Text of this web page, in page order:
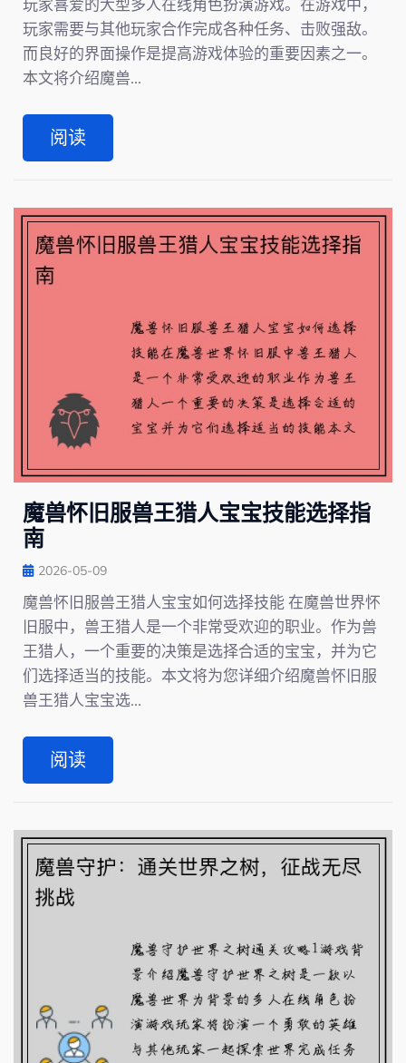
玩家喜爱的大型多人在线角色扮演游戏。在游戏中，
玩家需要与其他玩家合作完成各种任务、击败强敌。
而良好的界面操作是提高游戏体验的重要因素之一。
本文将介绍魔兽...
阅读
魔兽怀旧服兽王猎人宝宝技能选择指
南
2026-05-09
魔兽怀旧服兽王猎人宝宝如何选择技能 在魔兽世界怀
旧服中，兽王猎人是一个非常受欢迎的职业。作为兽
王猎人，一个重要的决策是选择合适的宝宝，并为它
们选择适当的技能。本文将为您详细介绍魔兽怀旧服
兽王猎人宝宝选...
阅读